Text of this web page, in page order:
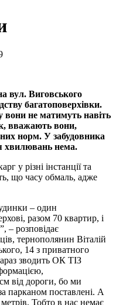
вул. Виговського
багатоповерхівки.
вони не матимуть навіть
вважають вони,
норм. У забудовника
хвилювань нема.
у різні інстанції та
що часу обмаль, адже
– один
разом 70 квартир, і
– розповідає
тернополянин Віталій
14 з приватного
зводить ОК ТІЗ
см від дороги, бо ми
парканом поставлені. А
Тобто в нас немає